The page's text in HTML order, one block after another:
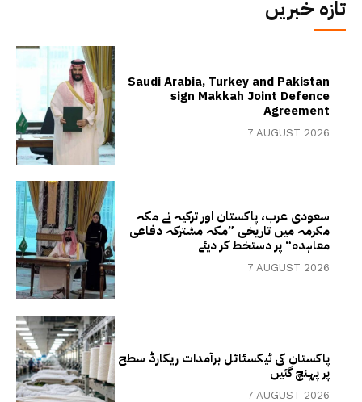
تازہ خبریں
Saudi Arabia, Turkey and Pakistan
sign Makkah Joint Defence
Agreement
7 AUGUST 2026
سعودی عرب، پاکستان اور ترکیہ نے مکہ
مکرمہ میں تاریخی ”مکہ مشترکہ دفاعی
معاہدہ“ پر دستخط کر دیئے
7 AUGUST 2026
پاکستان کی ٹیکسٹائل برآمدات ریکارڈ سطح
پر پہنچ گئیں
7 AUGUST 2026